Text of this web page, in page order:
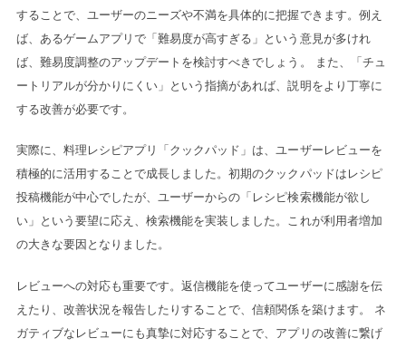
することで、ユーザーのニーズや不満を具体的に把握できます。例え
ば、あるゲームアプリで「難易度が高すぎる」という意見が多けれ
ば、難易度調整のアップデートを検討すべきでしょう。 また、「チュ
ートリアルが分かりにくい」という指摘があれば、説明をより丁寧に
する改善が必要です。
実際に、料理レシピアプリ「クックパッド」は、ユーザーレビューを
積極的に活用することで成長しました。初期のクックパッドはレシピ
投稿機能が中心でしたが、ユーザーからの「レシピ検索機能が欲し
い」という要望に応え、検索機能を実装しました。これが利用者増加
の大きな要因となりました。
レビューへの対応も重要です。返信機能を使ってユーザーに感謝を伝
えたり、改善状況を報告したりすることで、信頼関係を築けます。 ネ
ガティブなレビューにも真摯に対応することで、アプリの改善に繋げ